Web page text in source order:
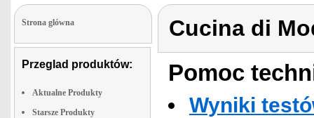
Strona glówna
Przeglad produktów:
Aktualne Produkty
Starsze Produkty
Cucina di
Pomoc
Wyniki